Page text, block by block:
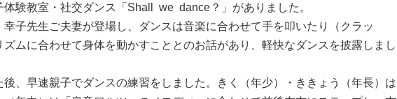
験教室・社交ダンス「Shall we dance？」がありました。
子先生ご夫妻が登場し、ダンスは音楽に合わせて手を叩いたり（クラッ
ムに合わせて身体を動かすこととのお話があり、軽快なダンスを披露しまし
、早速親子でダンスの練習をしました。きく（年少）・ききょう（年長）は